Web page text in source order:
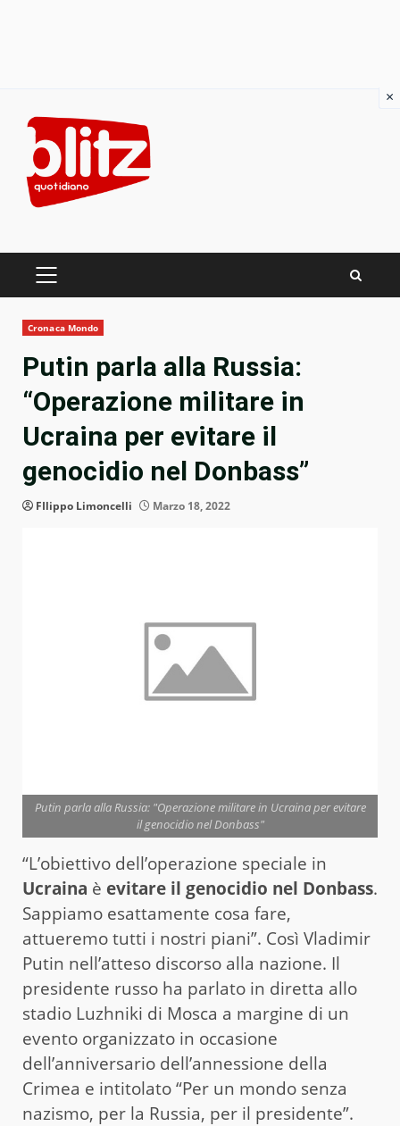
content
PRIMARY
Cronaca Mondo
Putin parla alla Russia:
“Operazione militare in
Ucraina per evitare il
genocidio nel Donbass”
FIlippo Limoncelli Marzo 18, 2022
Putin parla alla Russia: "Operazione militare in Ucraina per evitare
il genocidio nel Donbass"
“L’obiettivo dell’operazione speciale in
Ucraina è evitare il genocidio nel Donbass.
Sappiamo esattamente cosa fare,
attueremo tutti i nostri piani”. Così Vladimir
Putin nell’atteso discorso alla nazione. Il
presidente russo ha parlato in diretta allo
stadio Luzhniki di Mosca a margine di un
evento organizzato in occasione
dell’anniversario dell’annessione della
Crimea e intitolato “Per un mondo senza
nazismo, per la Russia, per il presidente”.
×